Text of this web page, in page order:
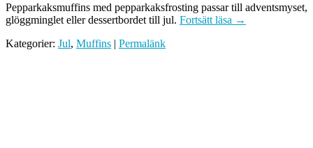
Pepparkaksmuffins med pepparkaksfrosting passar till adventsmyset,
glöggminglet eller dessertbordet till jul. Fortsätt läsa →
Kategorier: Jul, Muffins | Permalänk